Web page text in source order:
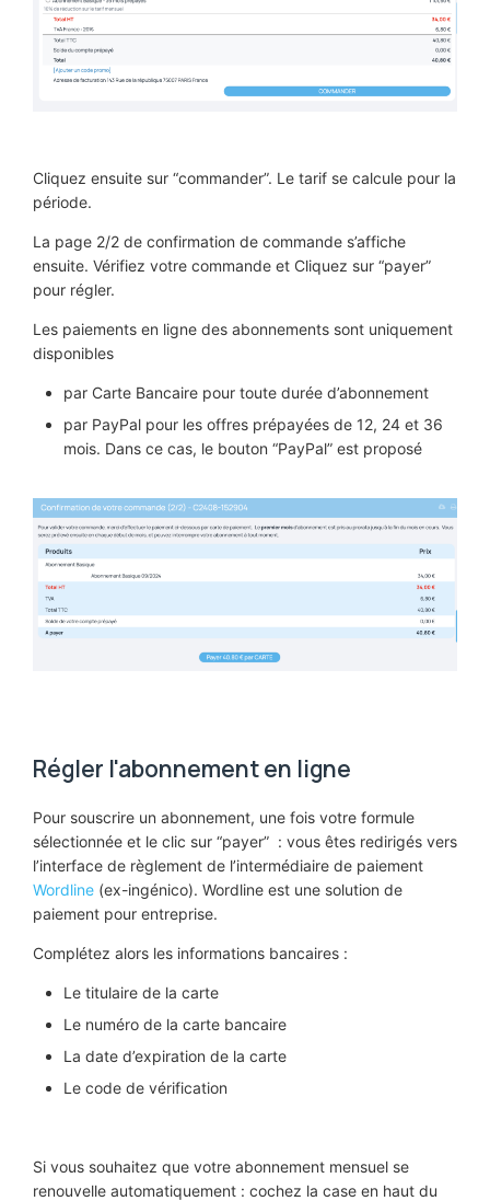
Cliquez ensuite sur “commander”. Le tarif se calcule pour la
période.
La page 2/2 de confirmation de commande s’affiche
ensuite. Vérifiez votre commande et Cliquez sur “payer”
pour régler.
Les paiements en ligne des abonnements sont uniquement
disponibles
par Carte Bancaire pour toute durée d’abonnement
par PayPal pour les offres prépayées de 12, 24 et 36
mois. Dans ce cas, le bouton “PayPal” est proposé
Régler l'abonnement en ligne
Pour souscrire un abonnement, une fois votre formule
sélectionnée et le clic sur “payer” : vous êtes redirigés vers
l’interface de règlement de l’intermédiaire de paiement
Wordline (ex-ingénico). Wordline est une solution de
paiement pour entreprise.
Complétez alors les informations bancaires :
Le titulaire de la carte
Le numéro de la carte bancaire
La date d’expiration de la carte
Le code de vérification
Si vous souhaitez que votre abonnement mensuel se
renouvelle automatiquement : cochez la case en haut du